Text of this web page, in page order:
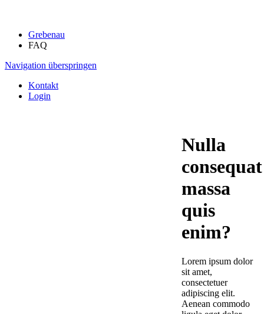
Grebenau
FAQ
Navigation überspringen
Kontakt
Login
Nulla
consequat
massa
quis
enim?
Lorem ipsum dolor
sit amet,
consectetuer
adipiscing elit.
Aenean commodo